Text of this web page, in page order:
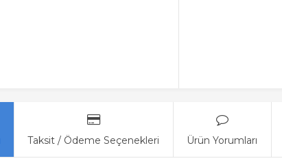
Taksit / Ödeme Seçenekleri Ürün Yorumları